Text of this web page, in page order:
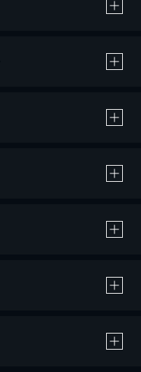
による作品の購入 / レンタルです。